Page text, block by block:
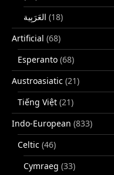
(18)
Artificial (68)
Esperanto (68)
Austroasiatic (21)
Tiếng Việt (21)
Indo-European (833)
Celtic (46)
Cymraeg (33)